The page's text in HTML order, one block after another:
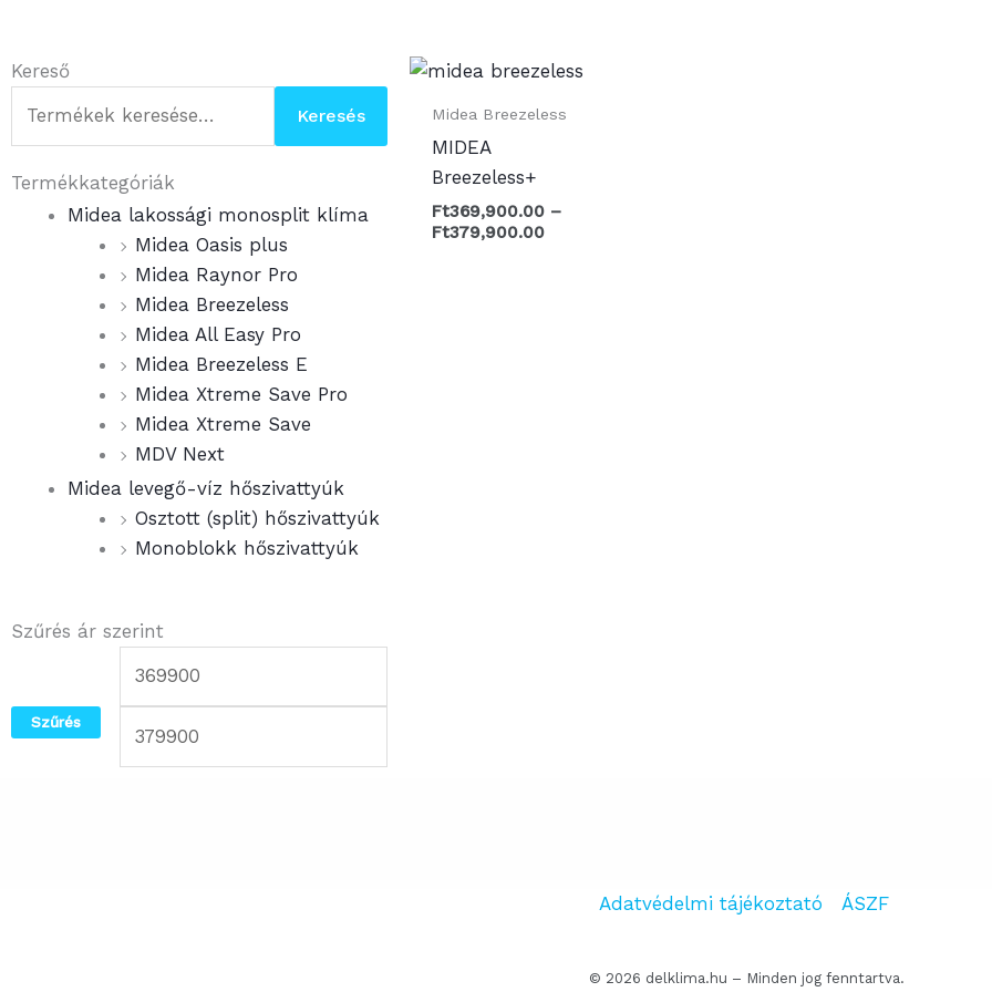
Kereső
Keresés
következőre:
Keresés
Termékkategóriák
Midea lakossági monosplit klíma
Midea Oasis plus
Midea Raynor Pro
Midea Breezeless
Midea All Easy Pro
Midea Breezeless E
Midea Xtreme Save Pro
Midea Xtreme Save
MDV Next
Midea levegő-víz hőszivattyúk
Osztott (split) hőszivattyúk
Monoblokk hőszivattyúk
Szűrés ár szerint
Min
Szűrés
Midea Breezeless
MIDEA
Breezeless+
Ft369,900.00 –
Ft379,900.00
Ártartomány:
Adatvédelmi tájékoztató ÁSZF
© 2026 delklima.hu – Minden jog fenntartva.